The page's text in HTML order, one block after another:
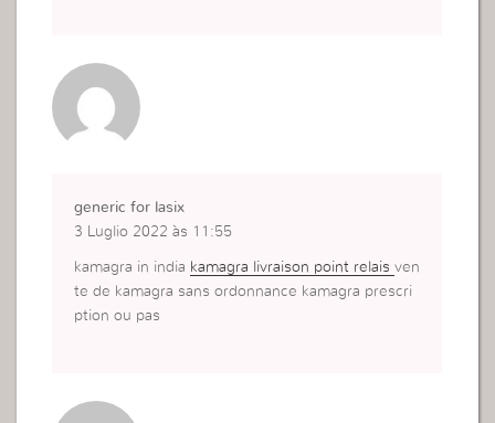
generic for lasix
3 Luglio 2022 às 11:55
kamagra in india kamagra livraison point relaisven
te de kamagra sans ordonnance kamagra prescri
ption ou pas